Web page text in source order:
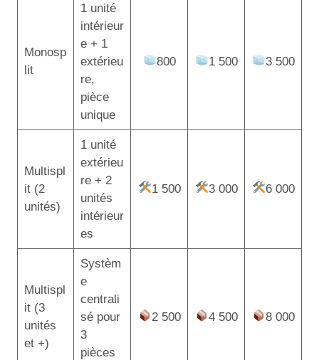
Monosp
lit
1 unité
intérieur
e + 1
extérieu
re,
pièce
unique
800 1 500 3 500
Multispl
it (2
unités)
1 unité
extérieu
re + 2
unités
intérieur
es
1 500 3 000 6 000
Multispl
it (3
unités
et +)
Systèm
e
centrali
sé pour
3
pièces
2 500 4 500 8 000